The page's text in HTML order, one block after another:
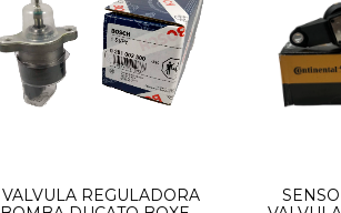
VALVULA REGULADORA